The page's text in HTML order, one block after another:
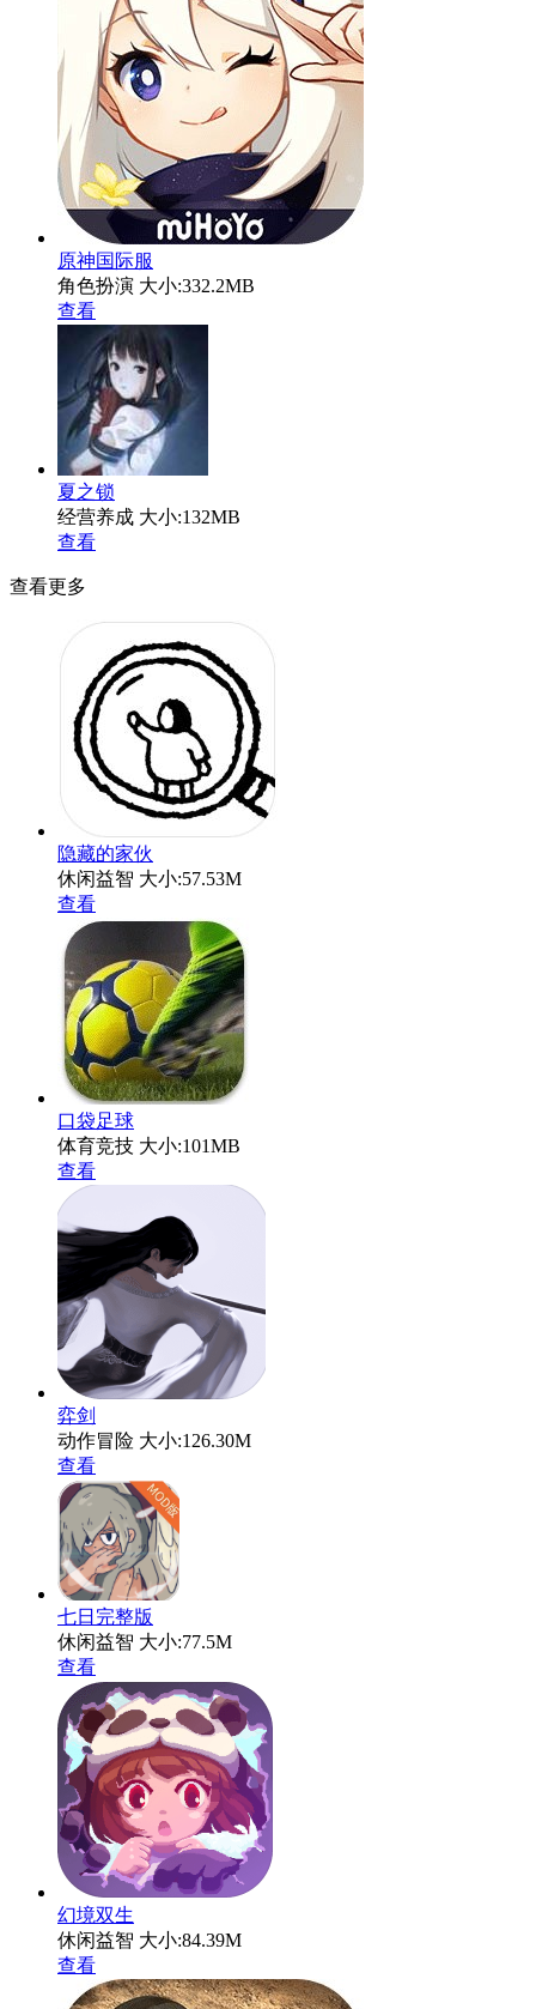
原神国际服
角色扮演 大小:332.2MB
查看
夏之锁
经营养成 大小:132MB
查看
查看更多
隐藏的家伙
休闲益智 大小:57.53M
查看
口袋足球
体育竞技 大小:101MB
查看
弈剑
动作冒险 大小:126.30M
查看
七日完整版
休闲益智 大小:77.5M
查看
幻境双生
休闲益智 大小:84.39M
查看